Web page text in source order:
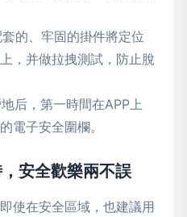
套的、牢固的掛件將定位
，并做拉拽測試，防止脫
地后，第一時間在APP上
電子安全圍欄。
安全歡樂兩不誤
即使在安全區域，也建議用